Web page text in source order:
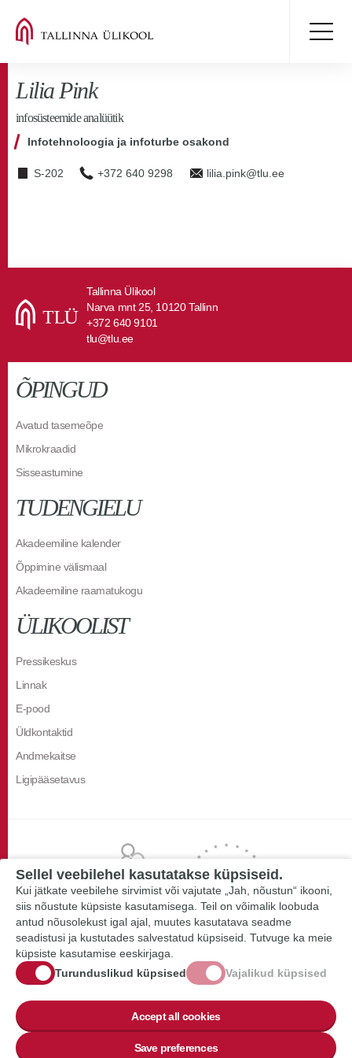
Lilia Pink
infosüsteemide analüütik
Infotehnoloogia ja infoturbe osakond
S-202 +372 640 9298 lilia.pink@tlu.ee
Tallinna Ülikool
Narva mnt 25, 10120 Tallinn
+372 640 9101
tlu@tlu.ee
ÕPINGUD
Avatud tasemeõpe
Mikrokraadid
Sisseastumine
TUDENGIELU
Akadeemiline kalender
Õppimine välismaal
Akadeemiline raamatukogu
ÜLIKOOLIST
Pressikeskus
Linnak
E-pood
Üldkontaktid
Andmekaitse
Ligipääsetavus
Sellel veebilehel kasutatakse küpsiseid.
Kui jätkate veebilehe sirvimist või vajutate „Jah, nõustun“ ikooni,
siis nõustute küpsiste kasutamisega. Teil on võimalik loobuda
antud nõusolekust igal ajal, muutes kasutatava seadme
seadistusi ja kustutades salvestatud küpsiseid. Tutvuge ka meie
küpsiste kasutamise eeskirjaga.
Turunduslikud küpsised
Vajalikud küpsised
Accept all cookies
Save preferences